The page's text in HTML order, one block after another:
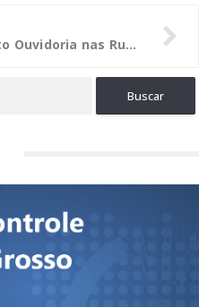
CGU participa do Projeto Ouvidoria nas Ruas na Estação Central do Brasil (RJ)